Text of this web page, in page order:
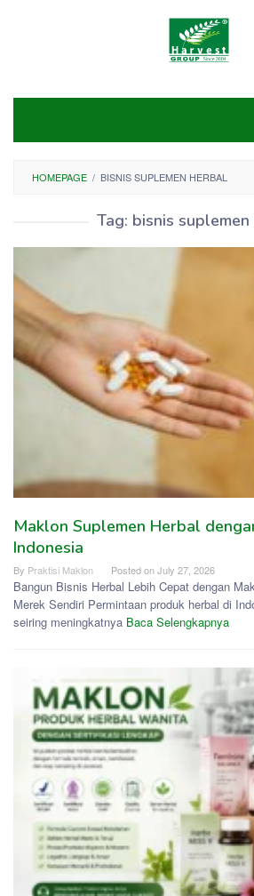
HOMEPAGE / BISNIS SUPLEMEN HERBAL
Tag: bisnis
Maklon Suplemen Herbal
Indonesia
By Praktisi Maklon Posted onJuly 27, 2026
Bangun Bisnis Herbal Lebih Cepat dengan
Merek Sendiri Permintaan produk herbal di
seiring meningkatnya Baca Selengkapnya